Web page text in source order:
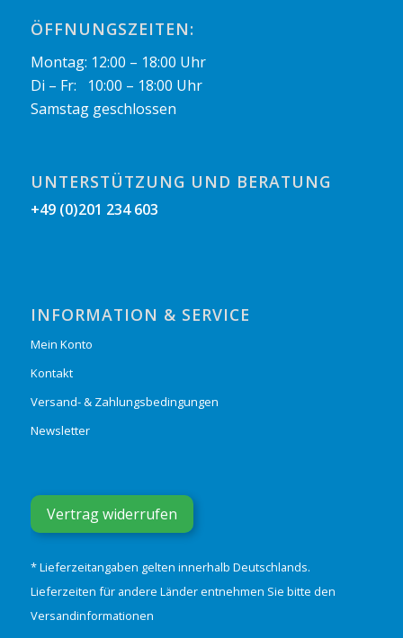
ÖFFNUNGSZEITEN:
Montag: 12:00 – 18:00 Uhr
Di – Fr: 10:00 – 18:00 Uhr
Samstag geschlossen
UNTERSTÜTZUNG UND BERATUNG
+49 (0)201 234 603
INFORMATION & SERVICE
Mein Konto
Kontakt
Versand- & Zahlungsbedingungen
Newsletter
Vertrag widerrufen
* Lieferzeitangaben gelten innerhalb Deutschlands.
Lieferzeiten für andere Länder entnehmen Sie bitte den
Versandinformationen